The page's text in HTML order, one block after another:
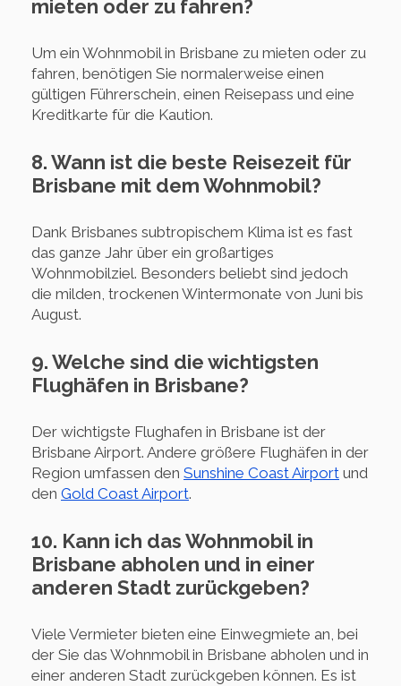
mieten oder zu fahren?
Um ein Wohnmobil in Brisbane zu mieten oder zu
fahren, benötigen Sie normalerweise einen
gültigen Führerschein, einen Reisepass und eine
Kreditkarte für die Kaution.
8. Wann ist die beste Reisezeit für
Brisbane mit dem Wohnmobil?
Dank Brisbanes subtropischem Klima ist es fast
das ganze Jahr über ein großartiges
Wohnmobilziel. Besonders beliebt sind jedoch
die milden, trockenen Wintermonate von Juni bis
August.
9. Welche sind die wichtigsten
Flughäfen in Brisbane?
Der wichtigste Flughafen in Brisbane ist der
Brisbane Airport. Andere größere Flughäfen in der
Region umfassen den Sunshine Coast Airport und
den Gold Coast Airport.
10. Kann ich das Wohnmobil in
Brisbane abholen und in einer
anderen Stadt zurückgeben?
Viele Vermieter bieten eine Einwegmiete an, bei
der Sie das Wohnmobil in Brisbane abholen und in
einer anderen Stadt zurückgeben können. Es ist